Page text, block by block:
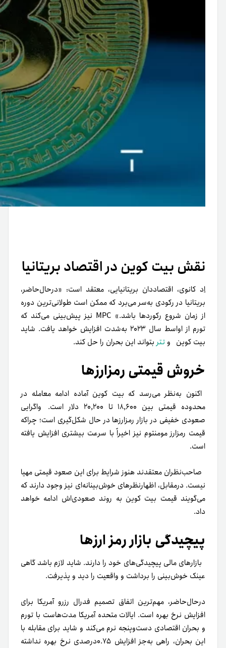
نقش بیت کوین در اقتصاد بریتانیا
اِد کانوی، اقتصاددان بریتانیایی، معتقد است: «در‌حال‌حاضر،
بریتانیا در رکودی به‌سر می‌برد که ممکن است طولانی‌ترین دوره
از زمان شروع رکوردها باشد.» MPC نیز پیش‌بینی می‌کند که
تورم از اواسط سال ۲۰۲۳ به‌شدت افزایش خواهد یافت. شاید
بیت کوین و تتربتواند این بحران را حل کند.
خروش قیمتی رمزارزها
اکنون به‌نظر می‌رسد که بیت کوین آماده ادامه معامله در
محدوده قیمتی بین ۱۸,۶۰۰ تا ۲۰,۲۰۰ دلار است.
واگرایی
صعودی خفیفی در بازار رمزارزها در حال شکل‌گیری است؛ چرا‌که
قیمت رمزارز مومنتوم نیز اخیراً با سرعت بیشتری افزایش یافته
است.
صاحب‌نظران معتقد‌ند هنوز شرایط برای این صعود قیمتی مهیا
نیست. در‌مقابل، اظهار‌نظرهای خوش‌بینانه‌ای نیز وجود دارند که
می‌گویند قیمت بیت کوین به روند صعودی‌اش ادامه خواهد
داد.
پیچیدگی بازار رمز ارزها
بازارهای مالی پیچیدگی‌های خود را دارند. شاید لازم باشد گاهی
عینک خوش‌بینی را برداشت و واقعیت را دید و پذیرفت.
در‌حال‌حاضر، مهم‌ترین اتفاق تصمیم فدرال رزرو آمریکا برای
افزایش نرخ بهره است. ایالات متحده آمریکا مدت‌هاست با تورم
و بحران اقتصادی دست‌و‌پنجه نرم می‌کند و شاید برای مقابله با
این بحران، راهی به‌جز افزایش ۰.۷۵درصدی نرخ بهره نداشته